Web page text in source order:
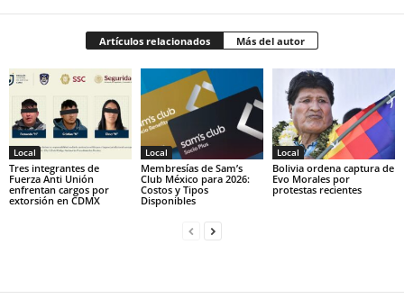
Artículos relacionados Más del autor
Local
Tres integrantes de
Fuerza Anti Unión
enfrentan cargos por
extorsión en CDMX
Local
Membresías de Sam’s
Club México para 2026:
Costos y Tipos
Disponibles
Local
Bolivia ordena captura de
Evo Morales por
protestas recientes